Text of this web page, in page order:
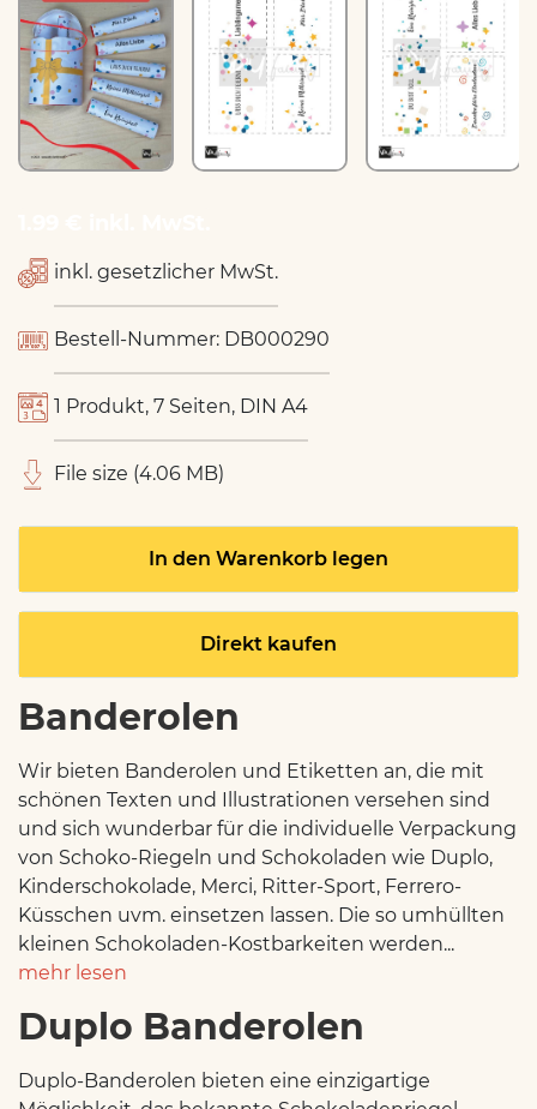
inkl. gesetzlicher MwSt.
Bestell-Nummer: DB000290
1 Produkt, 7 Seiten, DIN A4
File size (4.06 MB)
In den Warenkorb legen
Direkt kaufen
Banderolen
Wir bieten Banderolen und Etiketten an, die mit
schönen Texten und Illustrationen versehen sind
und sich wunderbar für die individuelle Verpackung
von Schoko-Riegeln und Schokoladen wie Duplo,
Kinderschokolade, Merci, Ritter-Sport, Ferrero-
Küsschen uvm. einsetzen lassen. Die so umhüllten
kleinen Schokoladen-Kostbarkeiten werden...
mehr lesen
Duplo Banderolen
Duplo-Banderolen bieten eine einzigartige